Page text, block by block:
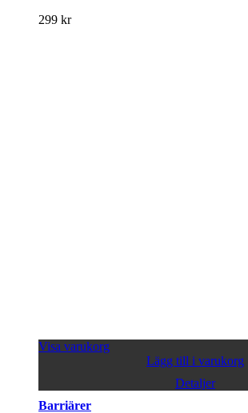
299 kr
Visa varukorg
Lägg till i varukorg
Detaljer
Barriärer